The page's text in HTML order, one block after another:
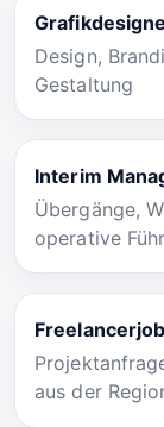
Design,
Gestaltung
Interim
Übergänge,
operative
aus der